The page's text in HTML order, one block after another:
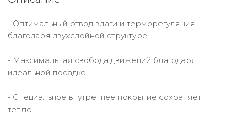
- Оптимальный отвод влаги и терморегуляция
благодаря двухслойной структуре.
- Максимальная свобода движений благодаря
идеальной посадке.
- Специальное внутреннее покрытие сохраняет
тепло.